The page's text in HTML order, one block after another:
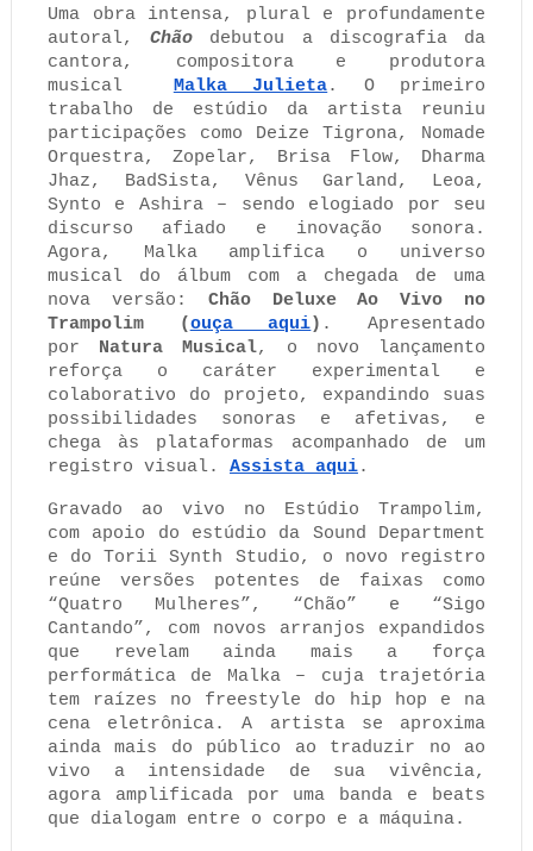
Uma obra intensa, plural e profundamente
autoral,Chão debutou a discografia da
cantora, compositora e produtora
musical Malka Julieta. O primeiro
trabalho de estúdio da artista reuniu
participações como Deize Tigrona, Nomade
Orquestra, Zopelar, Brisa Flow, Dharma
Jhaz, BadSista, Vênus Garland, Leoa,
Synto e Ashira – sendo elogiado por seu
discurso afiado e inovação sonora.
Agora, Malka amplifica o universo
musical do álbum com a chegada de uma
nova versão: Chão Deluxe Ao Vivo no
Trampolim (ouça aqui) . Apresentado
por Natura Musical, o novo lançamento
reforça o caráter experimental e
colaborativo do projeto, expandindo suas
possibilidades sonoras e afetivas, e
chega às plataformas acompanhado de um
registro visual. Assista aqui.
Gravado ao vivo no Estúdio Trampolim,
com apoio do estúdio da Sound Department
e do Torii Synth Studio, o novo registro
reúne versões potentes de faixas como
“Quatro Mulheres”, “Chão” e “Sigo
Cantando”, com novos arranjos expandidos
que revelam ainda mais a força
performática de Malka – cuja trajetória
tem raízes no freestyle do hip hop e na
cena eletrônica. A artista se aproxima
ainda mais do público ao traduzir no ao
vivo a intensidade de sua vivência,
agora amplificada por uma banda e beats
que dialogam entre o corpo e a máquina.